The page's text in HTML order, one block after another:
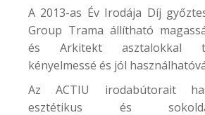
A 2013-as Év Irodája Díj
Group Trama állítható
és Arkitekt asztalokkal
kényelmessé és jól
Az ACTIU irodabútorait
esztétikus és